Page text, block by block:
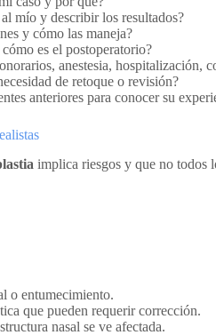
mío y describir los resultados?
y cómo las maneja?
es el postoperatorio?
anestesia, hospitalización,
de retoque o revisión?
anteriores para conocer su
implica riesgos y que no todos
o entumecimiento.
que pueden requerir corrección.
nasal se ve afectada.